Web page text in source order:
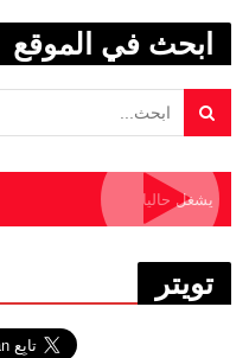
ابحث في الموقع
يشغل حاليا
تويتر